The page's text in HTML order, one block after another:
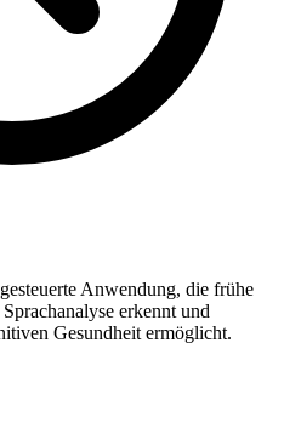
Anwendung, die frühe
erkennt und
Gesundheit ermöglicht.